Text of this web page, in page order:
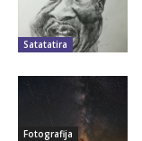
Satatatira
Fotografija